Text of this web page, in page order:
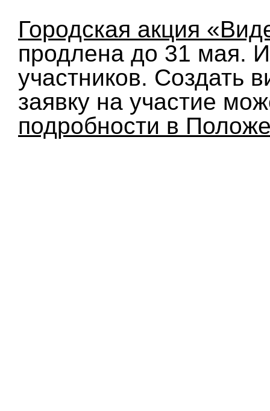
Городская акция
продлена до 31 мая.
участников. Создать
заявку на участие
подробности в